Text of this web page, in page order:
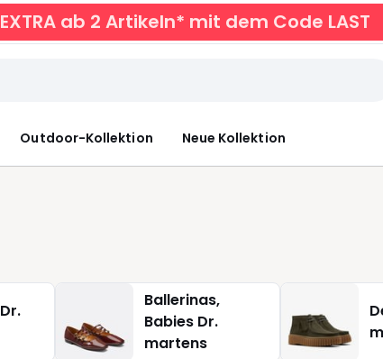
EXTRA ab 2 Artikeln* mit dem Code LAST
Outdoor-Kollektion Neue Kollektion
Ballerinas,
Babies Dr.
martens